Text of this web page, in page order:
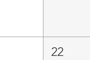
22